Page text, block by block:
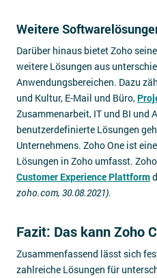
Weitere
Darüber hinaus bietet Zoho
weitere Lösungen aus
Anwendungsbereichen. Dazu
und Kultur, E-Mail und Büro,
Zusammenarbeit, IT und BI und
benutzerdefinierte Lösungen
Unternehmens. Zoho One ist
Lösungen in Zoho umfasst.
Customer Experience Plattform
zoho.com, 30.08.2021).
Fazit: Das kann Zoho
Zusammenfassend lässt sich
zahlreiche Lösungen für